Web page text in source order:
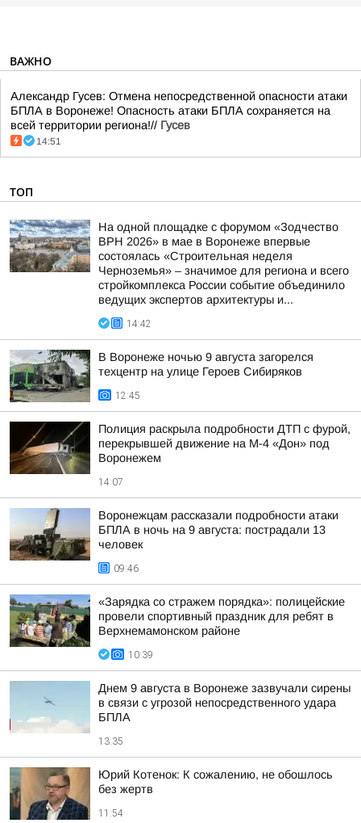
ВАЖНО
Александр Гусев: Отмена непосредственной опасности атаки
БПЛА в Воронеже! Опасность атаки БПЛА сохраняется на
всей территории региона!// Гусев
14:51
ТОП
На одной площадке с форумом «Зодчество
ВРН 2026» в мае в Воронеже впервые
состоялась «Строительная неделя
Черноземья» – значимое для региона и всего
стройкомплекса России событие объединило
ведущих экспертов архитектуры и...
14:42
В Воронеже ночью 9 августа загорелся
техцентр на улице Героев Сибиряков
12:45
Полиция раскрыла подробности ДТП с фурой,
перекрывшей движение на М-4 «Дон» под
Воронежем
14:07
Воронежцам рассказали подробности атаки
БПЛА в ночь на 9 августа: пострадали 13
человек
09:46
«Зарядка со стражем порядка»: полицейские
провели спортивный праздник для ребят в
Верхнемамонском районе
10:39
Днем 9 августа в Воронеже зазвучали сирены
в связи с угрозой непосредственного удара
БПЛА
13:35
Юрий Котенок: К сожалению, не обошлось
без жертв
11:54